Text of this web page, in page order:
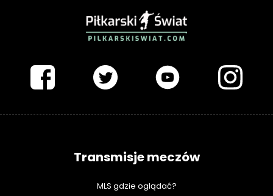
Transmisje meczów
MLS gdzie oglądać?